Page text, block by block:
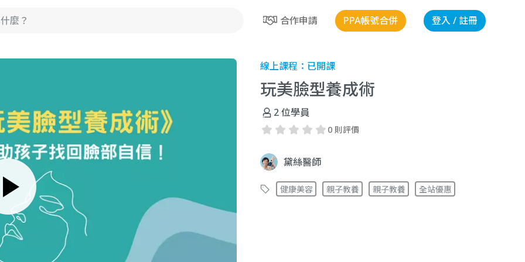
合作申請 PPA帳號合併 登入 / 註冊
線上課程： 已開課
玩美臉型養成術
2位學員
0 則評價
黛絲醫師
健康美容 親子教養 親子教養 全站優惠